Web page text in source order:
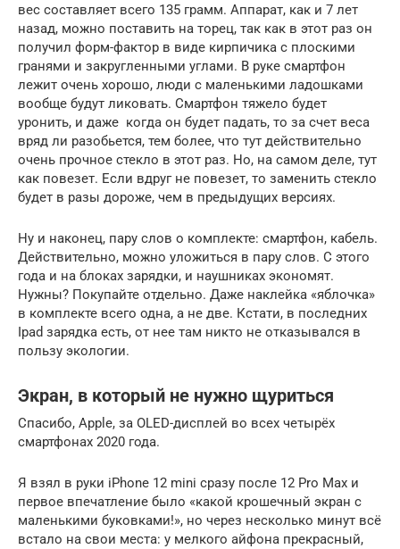
вес составляет всего 135 грамм. Аппарат, как и 7 лет
назад, можно поставить на торец, так как в этот раз он
получил форм-фактор в виде кирпичика с плоскими
гранями и закругленными углами. В руке смартфон
лежит очень хорошо, люди с маленькими ладошками
вообще будут ликовать. Смартфон тяжело будет
уронить, и даже когда он будет падать, то за счет веса
вряд ли разобьется, тем более, что тут действительно
очень прочное стекло в этот раз. Но, на самом деле, тут
как повезет. Если вдруг не повезет, то заменить стекло
будет в разы дороже, чем в предыдущих версиях.
Ну и наконец, пару слов о комплекте: смартфон, кабель.
Действительно, можно уложиться в пару слов. С этого
года и на блоках зарядки, и наушниках экономят.
Нужны? Покупайте отдельно. Даже наклейка «яблочка»
в комплекте всего одна, а не две. Кстати, в последних
Ipad зарядка есть, от нее там никто не отказывался в
пользу экологии.
Экран, в который не нужно щуриться
Спасибо, Apple, за OLED-дисплей во всех четырёх
смартфонах 2020 года.
Я взял в руки iPhone 12 mini сразу после 12 Pro Max и
первое впечатление было «какой крошечный экран с
маленькими буковками!», но через несколько минут всё
встало на свои места: у мелкого айфона прекрасный,